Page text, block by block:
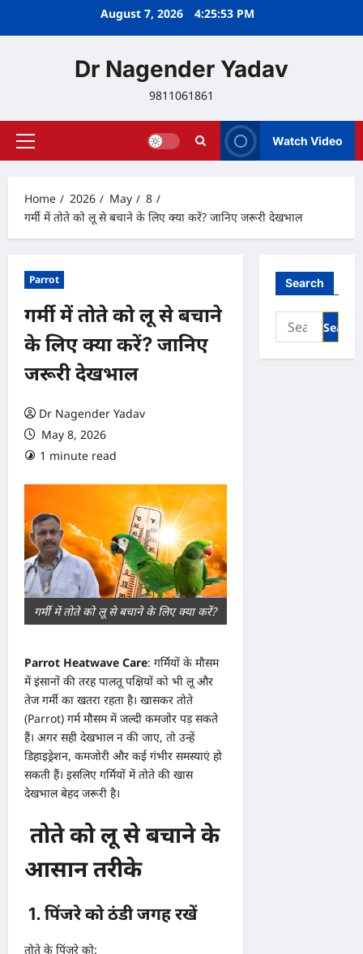
August 7, 2026 4:25:54 PM
Dr Nagender Yadav
9811061861
Primary
Watch Video
Home 2026 May
8
गर्मी में तोते को लू से बचाने के लिए क्या करें? जानिए जरूरी देखभाल
Parrot
गर्मी में तोते को लू से बचाने
के लिए क्या करें? जानिए
जरूरी देखभाल
Dr Nagender Yadav
May 8, 2026
1 minute read
गर्मी में तोते को लू से बचाने के लिए क्या करें?
Parrot Heatwave Care: गर्मियों के मौसम
में इंसानों की तरह पालतू पक्षियों को भी लू और
तेज गर्मी का खतरा रहता है। खासकर तोते
(Parrot) गर्म मौसम में जल्दी कमजोर पड़ सकते
हैं। अगर सही देखभाल न की जाए, तो उन्हें
डिहाइड्रेशन, कमजोरी और कई गंभीर समस्याएं हो
सकती हैं। इसलिए गर्मियों में तोते की खास
देखभाल बेहद जरूरी है।
तोते को लू से बचाने के
आसान तरीके
1. पिंजरे को ठंडी जगह रखें
तोते के पिंजरे को:
Search
Search
for: